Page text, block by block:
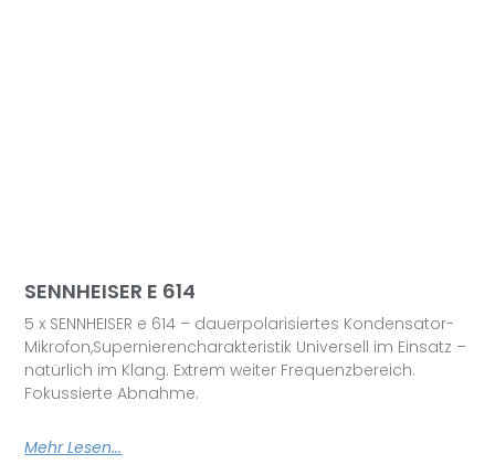
SENNHEISER E 614
5 x SENNHEISER e 614 – dauerpolarisiertes Kondensator-
Mikrofon,Supernierencharakteristik Universell im Einsatz –
natürlich im Klang. Extrem weiter Frequenzbereich.
Fokussierte Abnahme.
Mehr Lesen...